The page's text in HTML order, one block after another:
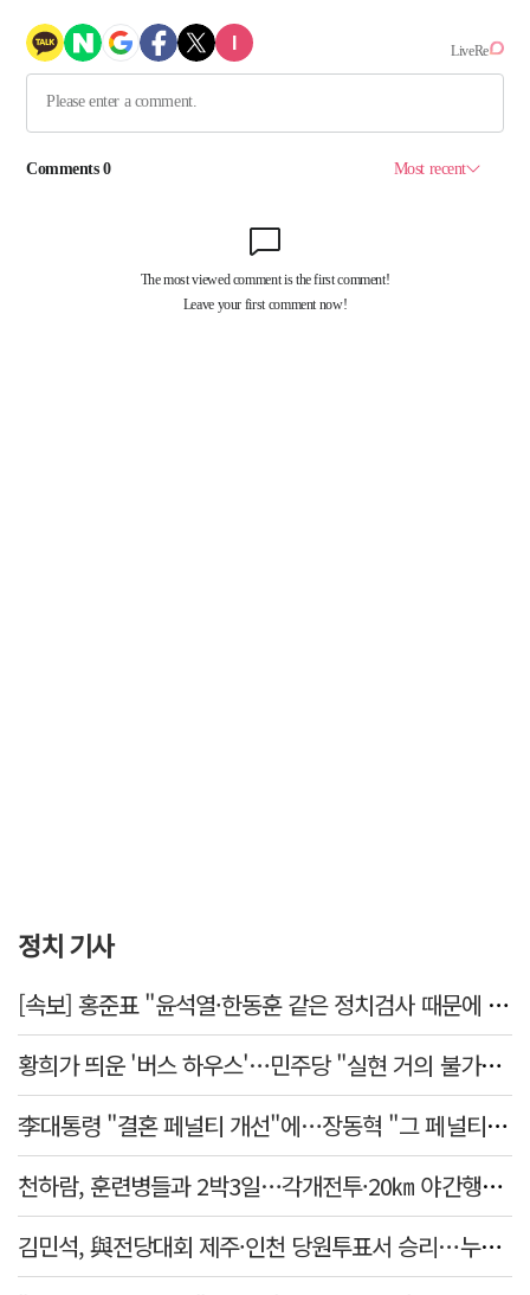
정치 기사
[속보] 홍준표 "윤석열·한동훈 같은 정치검사 때문에 수사권마저 탈취 당해"
황희가 띄운 '버스 하우스'…민주당 "실현 거의 불가능, 해프닝으로 봐달라"
李대통령 "결혼 페널티 개선"에…장동혁 "그 페널티 만든 게 이 정권"
천하람, 훈련병들과 2박3일…각개전투·20㎞ 야간행군 체험
김민석, 與전당대회 제주·인천 당원투표서 승리…누적 득표는 '초박빙'